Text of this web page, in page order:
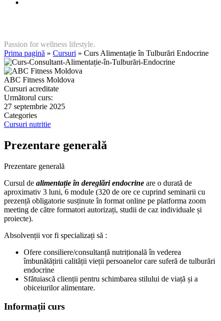
Passion for wellness lifestyle.
Prima pagină » Cursuri » Curs Alimentație în Tulburări Endocrine
ABC Fitness Moldova
Cursuri acreditate
Următorul curs:
27 septembrie 2025
Categories
Cursuri nutritie
Prezentare generală
Prezentare generală
Cursul de alimentație în dereglări endocrine are o durată de
aproximativ 3 luni, 6 module (320 de ore ce cuprind seminarii cu
prezență obligatorie susținute în format online pe platforma zoom
meeting de către formatori autorizați, studii de caz individuale și
proiecte).
Absolvenții vor fi specializați să :
Ofere consiliere/consultanță nutrițională în vederea
îmbunătățirii calității vieții persoanelor care suferă de tulburări
endocrine
Sfătuiască clienții pentru schimbarea stilului de viață și a
obiceiurilor alimentare.
Informații curs